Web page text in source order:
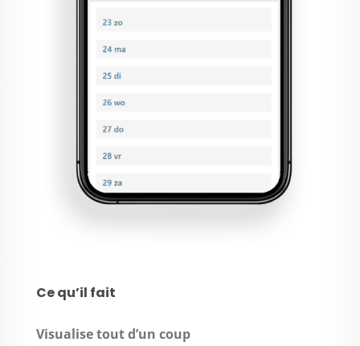
Ce qu’il fait
Visualise tout d’un coup